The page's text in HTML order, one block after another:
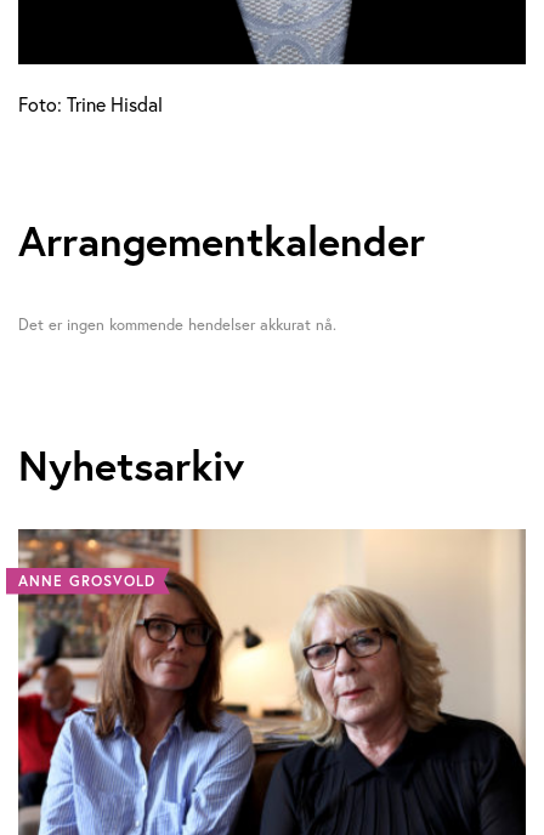
Foto: Trine Hisdal
Arrangementkalender
Det er ingen kommende hendelser akkurat nå.
Nyhetsarkiv
ANNE GROSVOLD